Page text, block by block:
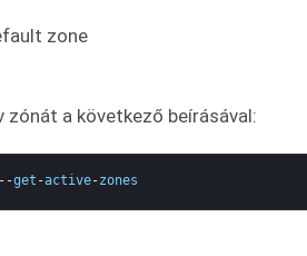
zónát a következő beírásával:
--get -active-zones